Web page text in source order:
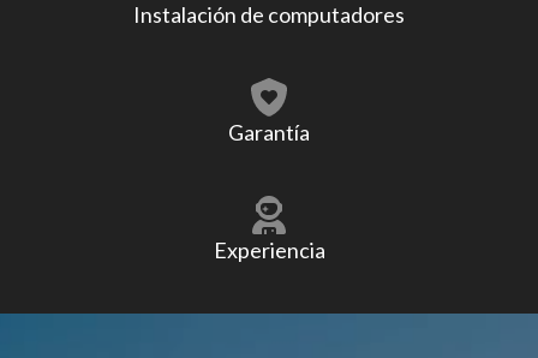
Instalación de computadores
Garantía
Experiencia